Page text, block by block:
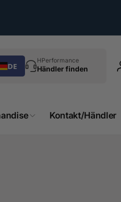
DE
HPerformance
Händler finden
Kontakt/Händler